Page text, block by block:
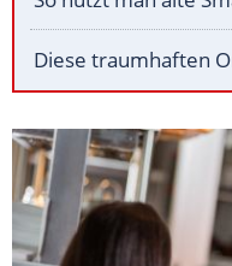
Diese traumhaften